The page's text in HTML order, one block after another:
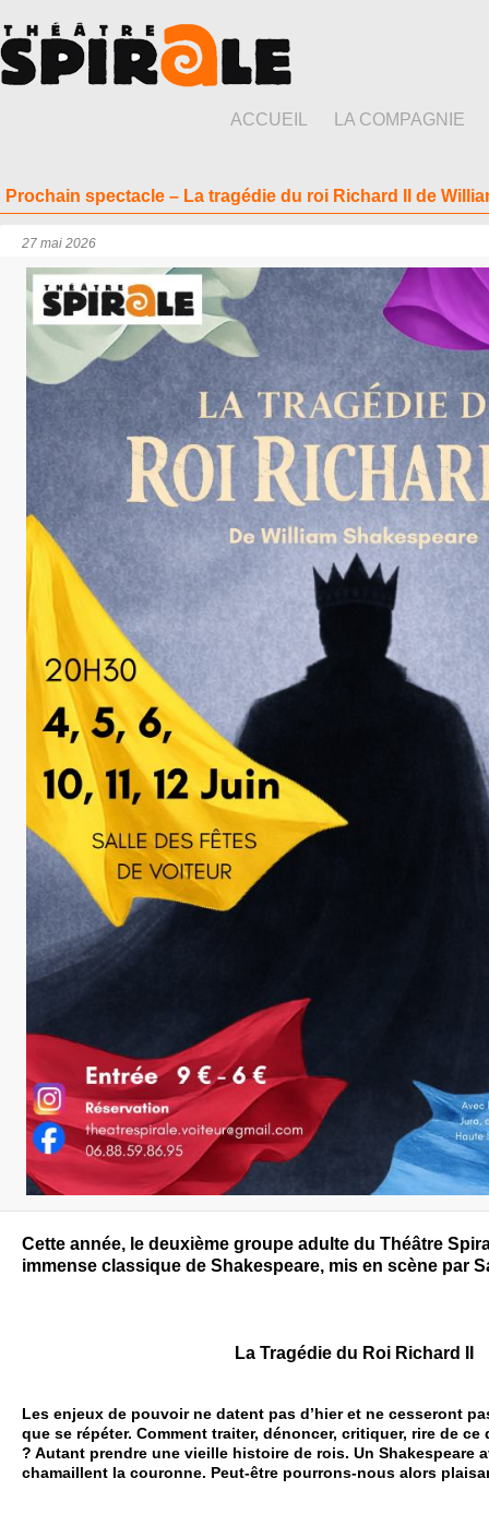
ACCUEIL LA COMPAGNIE
Prochain spectacle – La tragédie du roi Richard II de
27 mai 2026
Cette année, le deuxième groupe adulte du Théâtre
immense classique de Shakespeare, mis en scène par
La Tragédie du Roi Richard II
Les enjeux de pouvoir ne datent pas d’hier et ne cesseront
que se répéter. Comment traiter, dénoncer, critiquer, rire de ce
? Autant prendre une vieille histoire de rois. Un Shakespeare
chamaillent la couronne. Peut-être pourrons-nous alors